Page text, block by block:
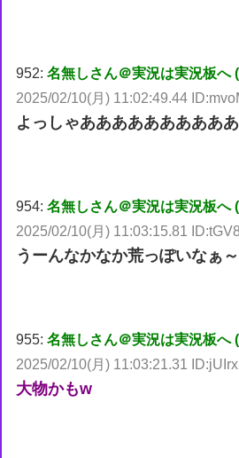
952:名無しさん＠実況は実況板へ
2025/02/10(月) 11:02:49.44
よっしゃああああああああああ
954:名無しさん＠実況は実況板へ
2025/02/10(月) 11:03:15.81
うーんなかなか荒っぽいなぁ
955:名無しさん＠実況は実況板へ
2025/02/10(月) 11:03:21.31 ID:jUIrx
大物かもw